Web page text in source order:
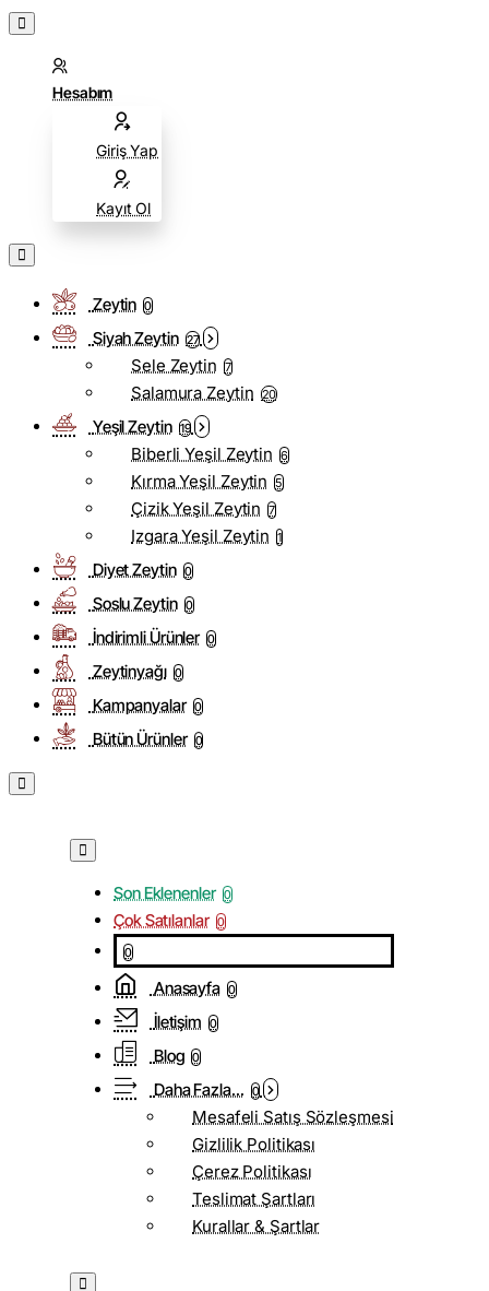
Hesabım
Giriş Yap
Kayıt Ol
Zeytin 0
Siyah Zeytin 27
Sele Zeytin 7
Salamura Zeytin 20
Yeşil Zeytin 19
Biberli Yeşil Zeytin 6
Kırma Yeşil Zeytin 5
Çizik Yeşil Zeytin 7
Izgara Yeşil Zeytin 1
Diyet Zeytin 0
Soslu Zeytin 0
İndirimli Ürünler 0
Zeytinyağı 0
Kampanyalar 0
Bütün Ürünler 0
Son Eklenenler 0
Çok Satılanlar 0
0
Anasayfa 0
İletişim 0
Blog 0
Daha Fazla... 0
Mesafeli Satış Sözleşmesi
Gizlilik Politikası
Çerez Politikası
Teslimat Şartları
Kurallar & Şartlar